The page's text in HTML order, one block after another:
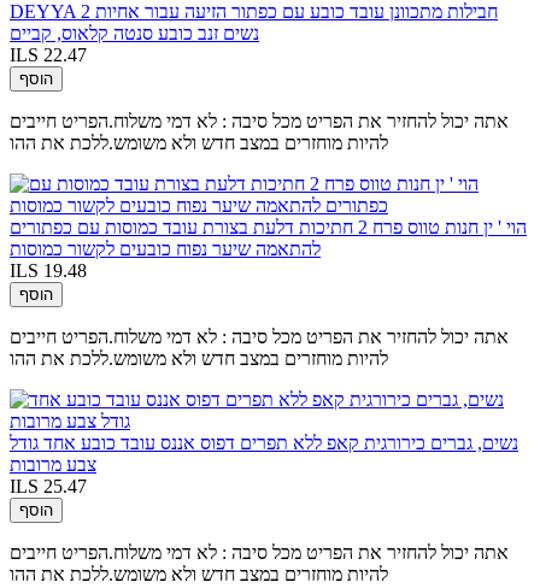
DEYYA 2 חבילות מתכוונן עובד כובע עם כפתור הזיעה עבור אחיות
נשים זנב כובע סנטה קלאוס, קביים
ILS 22.47
הוסף
אתה יכול להחזיר את הפריט מכל סיבה : לא דמי משלוח.הפריט חייבים
להיות מוחזרים במצב חדש ולא משומש.ללכת את ההו
הוי ' ין חנות טווס פרח 2 חתיכות דלעת בצורת עובד כמוסות עם כפתורים
להתאמה שיער נפוח כובעים לקשור כמוסות
ILS 19.48
הוסף
אתה יכול להחזיר את הפריט מכל סיבה : לא דמי משלוח.הפריט חייבים
להיות מוחזרים במצב חדש ולא משומש.ללכת את ההו
נשים, גברים כירורגית קאפ ללא תפרים דפוס אננס עובד כובע אחד גודל
צבע מרובות
ILS 25.47
הוסף
אתה יכול להחזיר את הפריט מכל סיבה : לא דמי משלוח.הפריט חייבים
להיות מוחזרים במצב חדש ולא משומש.ללכת את ההו